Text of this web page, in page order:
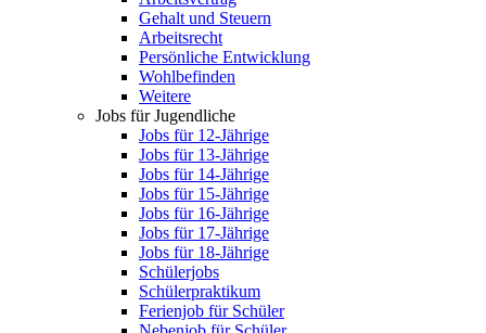
Gehalt und Steuern
Arbeitsrecht
Persönliche Entwicklung
Wohlbefinden
Weitere
Jobs für Jugendliche
Jobs für 12-Jährige
Jobs für 13-Jährige
Jobs für 14-Jährige
Jobs für 15-Jährige
Jobs für 16-Jährige
Jobs für 17-Jährige
Jobs für 18-Jährige
Schülerjobs
Schülerpraktikum
Ferienjob für Schüler